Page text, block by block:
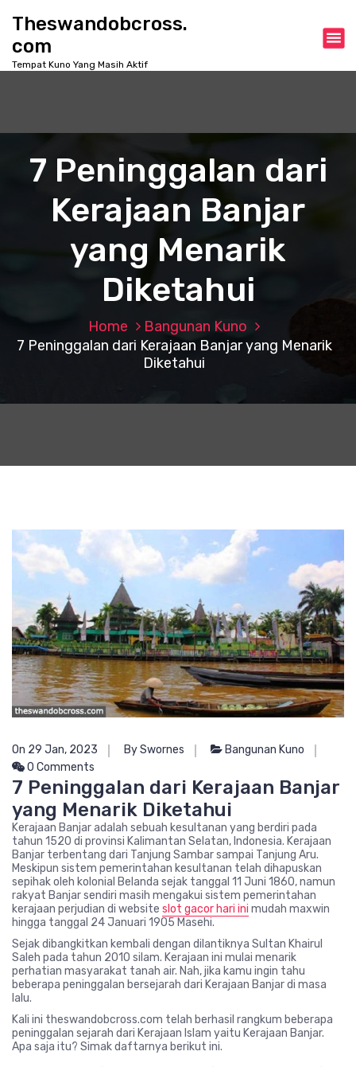
o
Theswandobcross.
com
Tempat Kuno Yang Masih Aktif
7 Peninggalan dari
Kerajaan Banjar
yang Menarik
Diketahui
Home
Bangunan Kuno
7 Peninggalan dari Kerajaan Banjar yang Menarik
Diketahui
On 29 Jan, 2023 By Swornes
Bangunan Kuno
0 Comments
7 Peninggalan dari Kerajaan Banjar
yang Menarik Diketahui
Kerajaan Banjar adalah sebuah kesultanan yang berdiri pada
tahun 1520 di provinsi Kalimantan Selatan, Indonesia. Kerajaan
Banjar terbentang dari Tanjung Sambar sampai Tanjung Aru.
Meskipun sistem pemerintahan kesultanan telah dihapuskan
sepihak oleh kolonial Belanda sejak tanggal 11 Juni 1860, namun
rakyat Banjar sendiri masih mengakui sistem pemerintahan
kerajaan perjudian di website slot gacor hari ini mudah maxwin
hingga tanggal 24 Januari 1905 Masehi.
Sejak dibangkitkan kembali dengan dilantiknya Sultan Khairul
Saleh pada tahun 2010 silam. Kerajaan ini mulai menarik
perhatian masyarakat tanah air. Nah, jika kamu ingin tahu
beberapa peninggalan bersejarah dari Kerajaan Banjar di masa
lalu.
Kali ini theswandobcross.com telah berhasil rangkum beberapa
peninggalan sejarah dari Kerajaan Islam yaitu Kerajaan Banjar.
Apa saja itu? Simak daftarnya berikut ini.